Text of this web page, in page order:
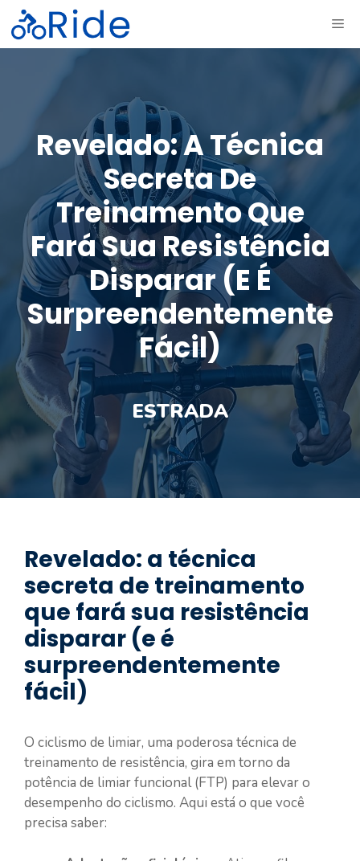
Saltar
para
o
Revelado: A Técnica
Secreta De
Treinamento Que
Fará Sua Resistência
Disparar (e É
Surpreendentemente
Fácil)
ESTRADA
Revelado: a técnica
secreta de treinamento
que fará sua resistência
disparar (e é
surpreendentemente
fácil)
O ciclismo de limiar, uma poderosa técnica de
treinamento de resistência, gira em torno da
potência de limiar funcional (FTP) para elevar o
desempenho do ciclismo. Aqui está o que você
precisa saber: